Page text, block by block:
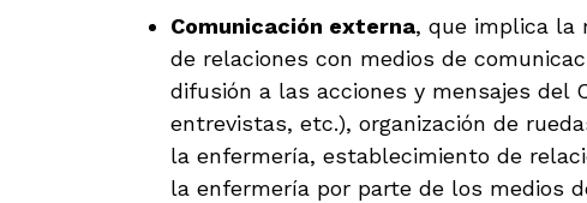
Comunicación externa, que implica la
de relaciones con medios de
difusión a las acciones y mensajes del
entrevistas, etc.), organización de
la enfermería, establecimiento de
la enfermería por parte de los medios